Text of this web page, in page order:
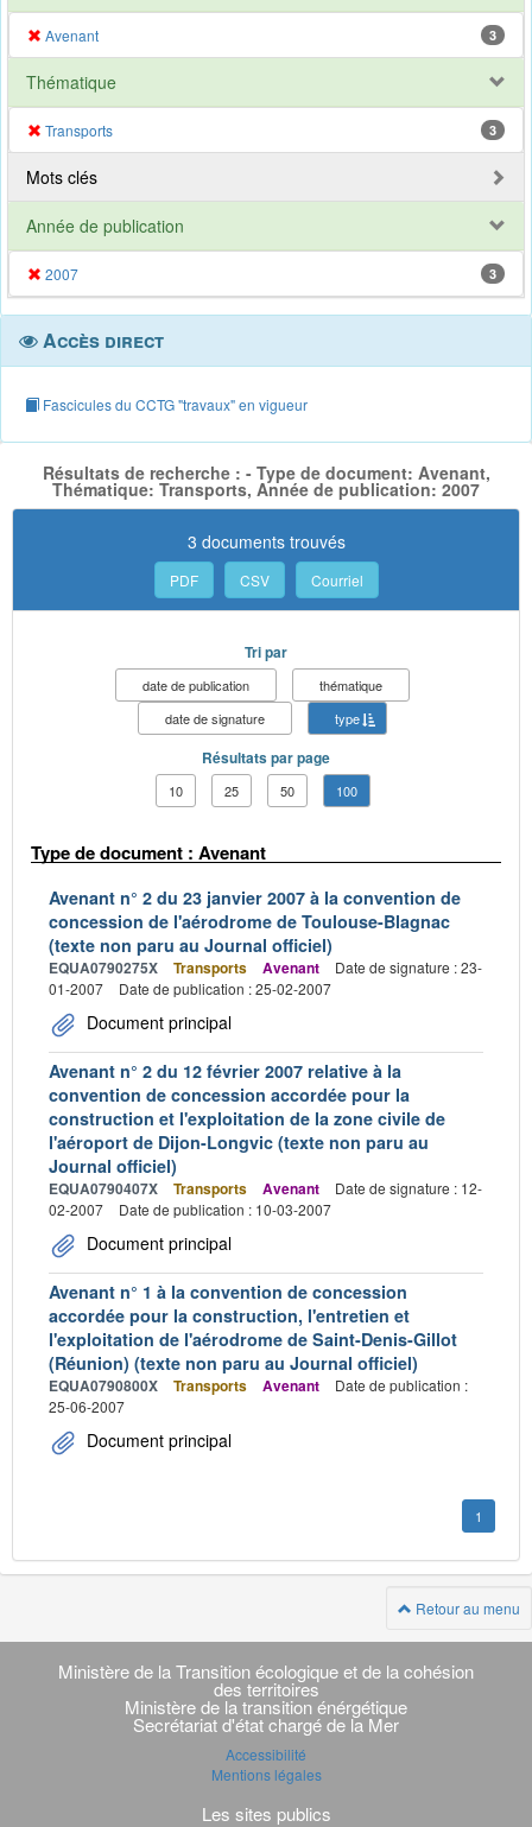
Avenant 3
Thématique
Transports 3
Mots clés
Année de publication
2007 3
Accès direct
Fascicules du CCTG "travaux" en vigueur
Résultats de recherche : - Type de document: Avenant,
Thématique: Transports, Année de publication: 2007
3 documents trouvés
PDF CSV Courriel
Tri par
date de publication
thématique
date de signature
type
Résultats par page
10 25 50 100
Type de document : Avenant
Avenant n° 2 du 23 janvier 2007 à la convention de
concession de l'aérodrome de Toulouse-Blagnac
(texte non paru au Journal officiel)
EQUA0790275X Transports Avenant
Date de signature : 23-
01-2007
Date de publication : 25-02-2007
Document principal
Avenant n° 2 du 12 février 2007 relative à la
convention de concession accordée pour la
construction et l'exploitation de la zone civile de
l'aéroport de Dijon-Longvic (texte non paru au
Journal officiel)
EQUA0790407X Transports Avenant
Date de signature : 12-
02-2007
Date de publication : 10-03-2007
Document principal
Avenant n° 1 à la convention de concession
accordée pour la construction, l'entretien et
l'exploitation de l'aérodrome de Saint-Denis-Gillot
(Réunion) (texte non paru au Journal officiel)
EQUA0790800X Transports Avenant
Date de publication :
25-06-2007
Document principal
1
Retour au menu
Navigation
transverse
Ministère de la Transition écologique et de la cohésion
des territoires
Ministère de la transition énérgétique
Secrétariat d'état chargé de la Mer
Accessibilité
Mentions légales
Les sites publics